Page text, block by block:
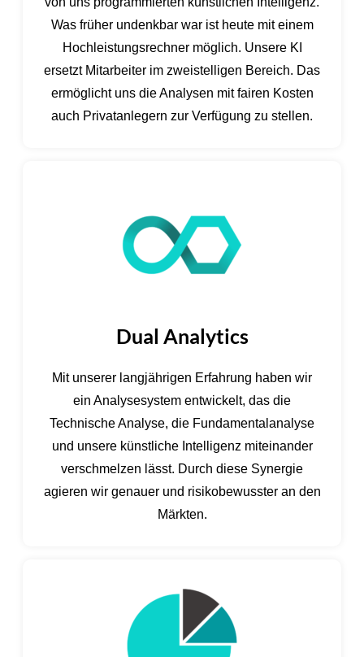
Was früher undenkbar war ist heute mit einem
Hochleistungsrechner möglich. Unsere KI
ersetzt Mitarbeiter im zweistelligen Bereich. Das
ermöglicht uns die Analysen mit fairen Kosten
auch Privatanlegern zur Verfügung zu stellen.
Dual Analytics
Mit unserer langjährigen Erfahrung haben wir
ein Analysesystem entwickelt, das die
Technische Analyse, die Fundamentalanalyse
und unsere künstliche Intelligenz miteinander
verschmelzen lässt. Durch diese Synergie
agieren wir genauer und risikobewusster an den
Märkten.